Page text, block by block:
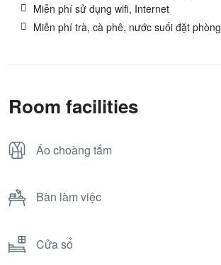
Miễn phí sử dụng wifi, Internet
Miễn phí trà, cà phê, nước suối đặt phòng
Room facilities
Áo choàng tắm
Bàn làm việc
Cửa sổ